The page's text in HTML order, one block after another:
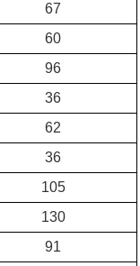
67
60
96
36
62
36
105
130
91